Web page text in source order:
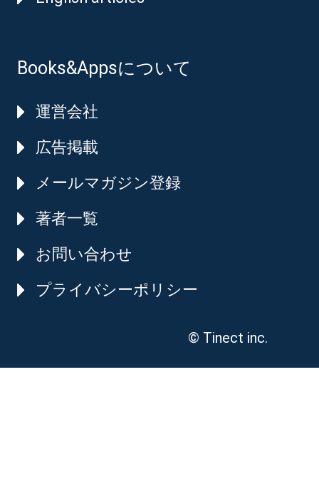
Books&Appsについて
運営会社
広告掲載
メールマガジン登録
著者一覧
お問い合わせ
プライバシーポリシー
© Tinect inc.